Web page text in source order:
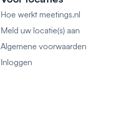
Hoe werkt meetings.nl
Meld uw locatie(s) aan
Algemene voorwaarden
Inloggen